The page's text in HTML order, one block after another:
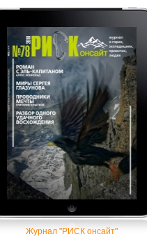
Журнал "РИСК онсайт"